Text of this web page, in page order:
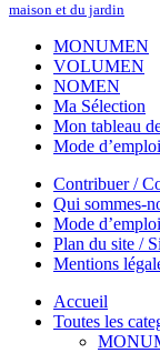
maison et du jardin
MONUMEN
VOLUMEN
NOMEN
Ma Sélection
Mon tableau
Mode d’emploi
Contribuer /
Qui sommes-
Mode
Plan du site /
Mentions
Accueil
Toutes les